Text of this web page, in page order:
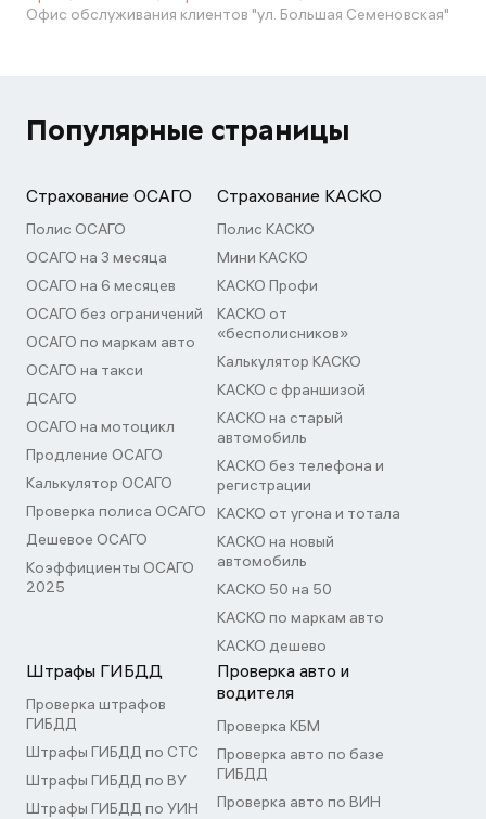
Офис обслуживания клиентов "ул. Большая Семеновская"
Популярные страницы
Страхование ОСАГО
Полис ОСАГО
ОСАГО на 3 месяца
ОСАГО на 6 месяцев
ОСАГО без ограничений
ОСАГО по маркам авто
ОСАГО на такси
ДСАГО
ОСАГО на мотоцикл
Продление ОСАГО
Калькулятор ОСАГО
Проверка полиса ОСАГО
Дешевое ОСАГО
Коэффициенты ОСАГО
2025
Страхование КАСКО
Полис КАСКО
Мини КАСКО
КАСКО Профи
КАСКО от
«бесполисников»
Калькулятор КАСКО
КАСКО с франшизой
КАСКО на старый
автомобиль
КАСКО без телефона и
регистрации
КАСКО от угона и тотала
КАСКО на новый
автомобиль
КАСКО 50 на 50
КАСКО по маркам авто
КАСКО дешево
Штрафы ГИБДД
Проверка штрафов
ГИБДД
Штрафы ГИБДД по СТС
Штрафы ГИБДД по ВУ
Штрафы ГИБДД по УИН
Проверка авто и
водителя
Проверка КБМ
Проверка авто по базе
ГИБДД
Проверка авто по ВИН